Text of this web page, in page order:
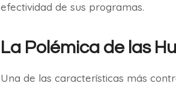
efectividad de sus programas.
La Polémica de las
Una de las características más